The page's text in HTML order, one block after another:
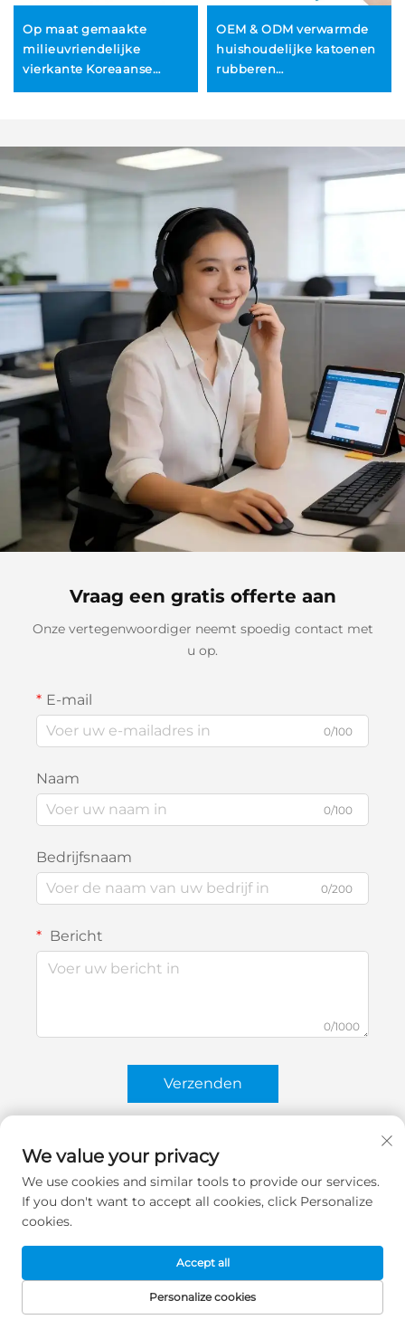
Op maat gemaakte
milieuvriendelijke
vierkante Koreaanse
thuisgebruik,
minimalistisch ontwerp,
saus, 100 stuks
OEM & ODM verwarmde
huishoudelijke katoenen
rubberen
hittebestendige
handschoenen
Vraag een gratis offerte aan
Onze vertegenwoordiger neemt spoedig contact met
u op.
E-mail
0/100
Naam
0/100
Bedrijfsnaam
0/200
Bericht
0/1000
Verzenden
We value your privacy
We use cookies and similar tools to provide our services.
If you don't want to accept all cookies, click Personalize
cookies.
Personalize cookies
Accept all